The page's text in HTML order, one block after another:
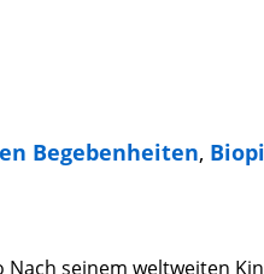
Begebenheiten,
seinem weltweiten